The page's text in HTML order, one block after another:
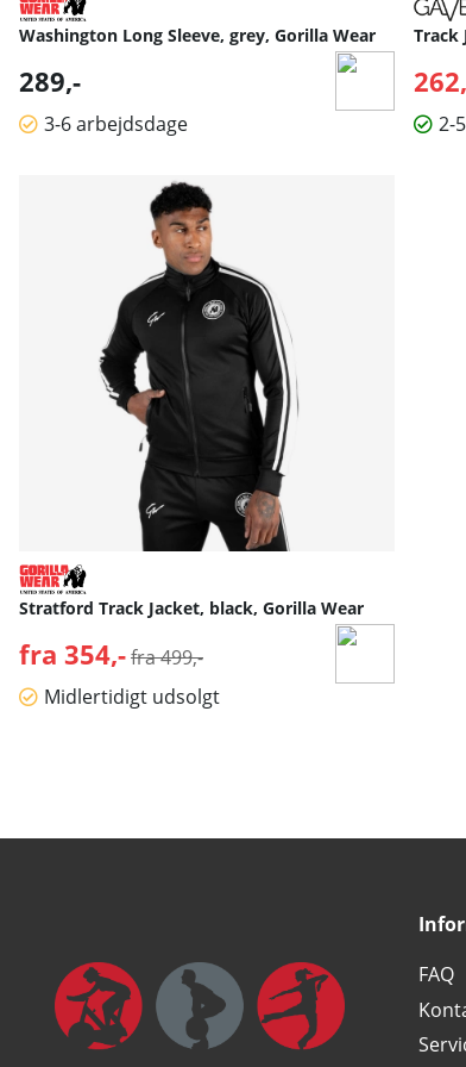
Washington Long Sleeve, grey, Gorilla Wear
289,-
3-6 arbejdsdage
Track
2-
Stratford Track Jacket, black, Gorilla Wear
fra 354,-Normalpris:
fra 499,-
Midlertidigt udsolgt
FAQ